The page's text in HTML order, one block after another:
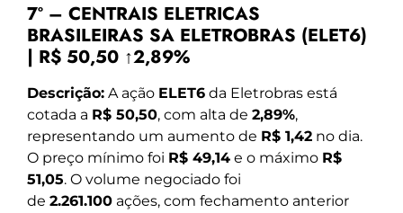
7º – CENTRAIS ELETRICAS
BRASILEIRAS SA ELETROBRAS (ELET6)
| R$ 50,50 ↑2,89%
Descrição: A ação ELET6 da Eletrobras está
cotada a R$ 50,50, com alta de 2,89%,
representando um aumento de R$ 1,42 no dia.
O preço mínimo foi R$ 49,14 e o máximo R$
51,05. O volume negociado foi
de 2.261.100 ações, com fechamento anterior